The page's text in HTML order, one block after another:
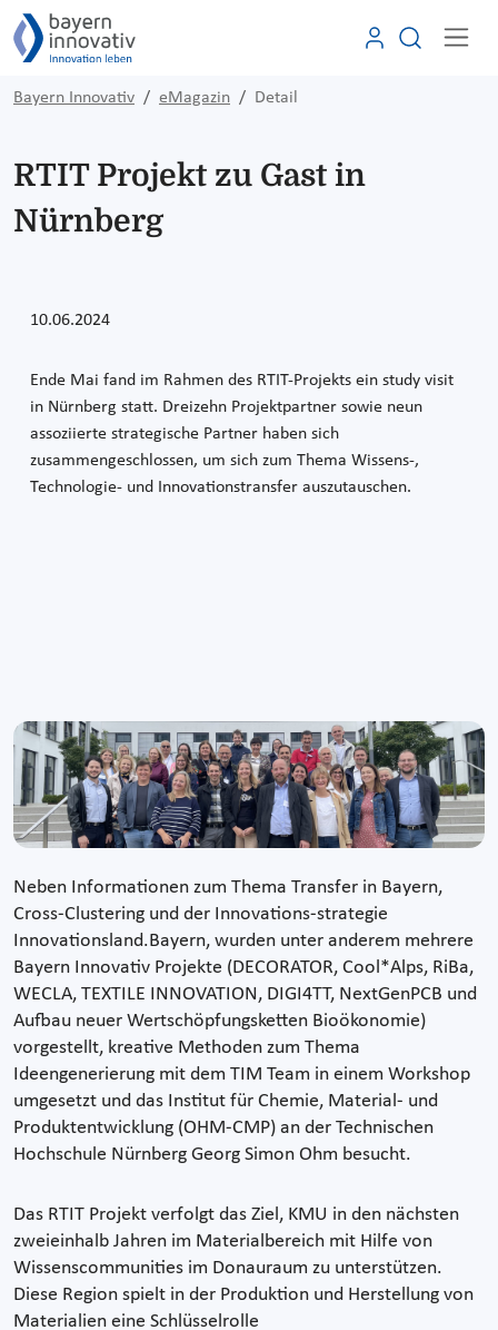
Bayern Innovativ eMagazin Detail
RTIT Projekt zu Gast in
Nürnberg
10.06.2024
Ende Mai fand im Rahmen des RTIT-Projekts ein study visit
in Nürnberg statt. Dreizehn Projektpartner sowie neun
assoziierte strategische Partner haben sich
zusammengeschlossen, um sich zum Thema Wissens-,
Technologie- und Innovationstransfer auszutauschen.
Neben Informationen zum Thema Transfer in Bayern,
Cross-Clustering und der Innovations-strategie
Innovationsland.Bayern, wurden unter anderem mehrere
Bayern Innovativ Projekte (DECORATOR, Cool*Alps, RiBa,
WECLA, TEXTILE INNOVATION, DIGI4TT, NextGenPCB und
Aufbau neuer Wertschöpfungsketten Bioökonomie)
vorgestellt, kreative Methoden zum Thema
Ideengenerierung mit dem TIM Team in einem Workshop
umgesetzt und das Institut für Chemie, Material- und
Produktentwicklung (OHM-CMP) an der Technischen
Hochschule Nürnberg Georg Simon Ohm besucht.
Das RTIT Projekt verfolgt das Ziel, KMU in den nächsten
zweieinhalb Jahren im Materialbereich mit Hilfe von
Wissenscommunities im Donauraum zu unterstützen.
Diese Region spielt in der Produktion und Herstellung von
Materialien eine Schlüsselrolle